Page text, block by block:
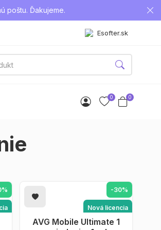
poštu. Ďakujeme.
Esofter.sk
0 0
-30%
Nová licencia
Android
PRIDAŤ DO KOŠÍKA
AVG Mobile Ultimate 1